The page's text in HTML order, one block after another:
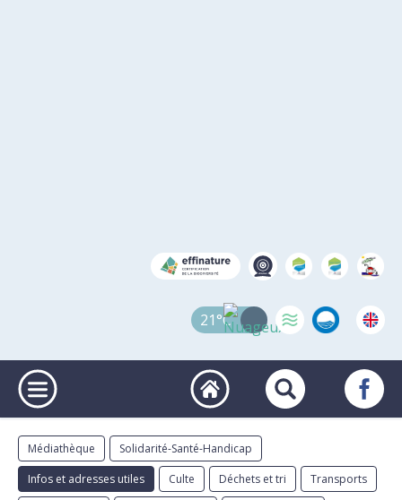
21°C
Médiathèque
Solidarité-Santé-Handicap
Infos et adresses utiles
Culte Déchets et tri
Transports